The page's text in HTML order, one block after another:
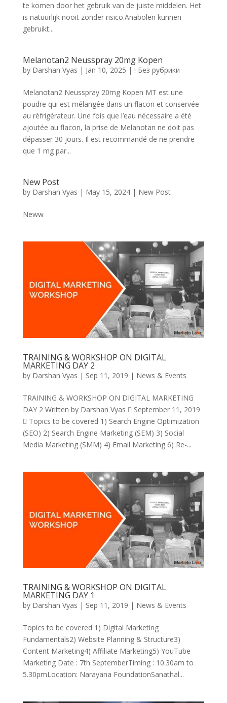
te komen door het gebruik van de juiste middelen. Het
is natuurlijk nooit zonder risico.Anabolen kunnen
gebruikt...
Melanotan2 Neusspray 20mg Kopen
by Darshan Vyas | Jan 10, 2025 | ! Без рубрики
Melanotan2 Neusspray 20mg Kopen MT est une
poudre qui est mélangée dans un flacon et conservée
au réfrigérateur. Une fois que l’eau nécessaire a été
ajoutée au flacon, la prise de Melanotan ne doit pas
dépasser 30 jours. Il est recommandé de ne prendre
que 1 mg par...
New Post
by Darshan Vyas | May 15, 2024| New Post
Neww
TRAINING & WORKSHOP ON DIGITAL
MARKETING DAY 2
by Darshan Vyas | Sep 11, 2019 | News & Events
TRAINING & WORKSHOP ON DIGITAL MARKETING
DAY 2 Written by Darshan Vyas  September 11, 2019
 Topics to be covered 1) Search Engine Optimization
(SEO) 2) Search Engine Marketing (SEM) 3) Social
Media Marketing (SMM) 4) Email Marketing 6) Re-...
TRAINING & WORKSHOP ON DIGITAL
MARKETING DAY 1
by Darshan Vyas | Sep 11, 2019 | News & Events
Topics to be covered 1) Digital Marketing
Fundamentals2) Website Planning & Structure3)
Content Marketing4) Affiliate Marketing5) YouTube
Marketing Date : 7th SeptemberTiming : 10.30am to
5.30pmLocation: Narayana FoundationSanathal...